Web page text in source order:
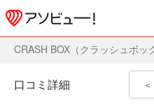
CRASH BOX（クラッシュボッ
口コミ詳細